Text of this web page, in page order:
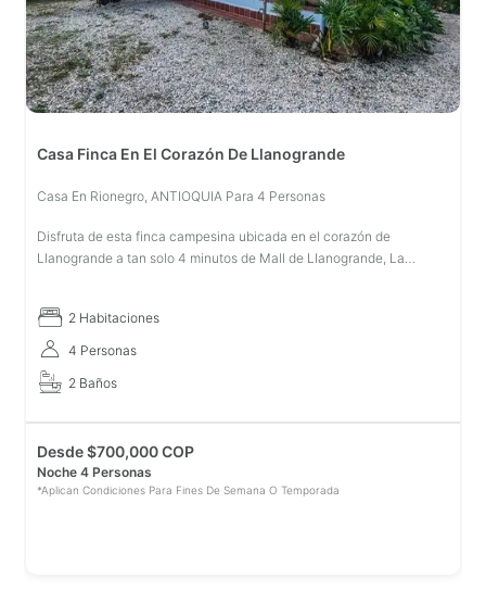
Casa Finca En El Corazón De Llanogrande
Casa En Rionegro, ANTIOQUIA Para 4 Personas
Disfruta de esta finca campesina ubicada en el corazón de
Llanogrande a tan solo 4 minutos de Mall de Llanogrande, La
2 Habitaciones
4 Personas
2 Baños
Desde$700,000 COP
Noche 4 Personas
*Aplican Condiciones Para Fines De Semana O Temporada